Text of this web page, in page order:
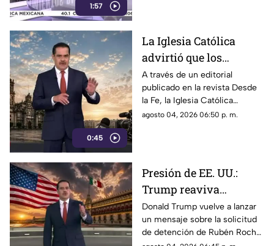
1:57
0:45
La Iglesia Católica
advirtió que los
lineamientos para la
defensa de las
audiencias podrían
convertirse en un
A través de un editorial
publicado en la revista Desde
la Fe, la Iglesia Católica
advirtió que los lineamientos
agosto 04, 2026 06:50 p. m.
Presión de EE. UU.:
Trump reaviva
señalamientos contra
Rubén Rocha Moya y
Enrique Inzunza
Donald Trump vuelve a lanzar
un mensaje sobre la solicitud
de detención de Rubén Rocha